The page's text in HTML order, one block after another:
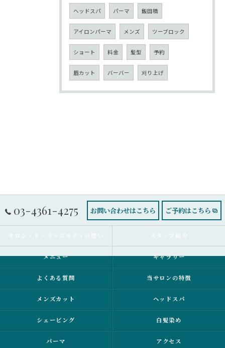
ヘッドスパ パーマ 飯田橋
アイロンパーマ メンズ ツーブロック
ショート 料金 髪型 予約
眉カット バーバー 刈り上げ
03-4361-4275 お問い合わせはこちら ご予約はこちら
サロン・ド・ラッポルティの想い スタッフ紹介
メニュー ギャラリー
よくある質問 当サロンの特徴
メンズカット ヘッドスパ
シェービング 白髪染め
パーマ アクセス